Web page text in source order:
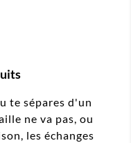
te sépares d'un
ne va pas, ou
les échanges